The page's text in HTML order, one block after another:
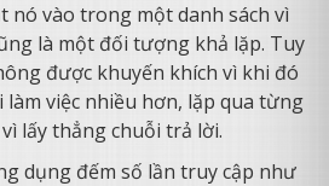
nó vào trong một danh sách vì
là một đối tượng khả lặp. Tuy
được khuyến khích vì khi đó
làm việc nhiều hơn, lặp qua từng
lấy thẳng chuỗi trả lời.
dụng đếm số lần truy cập như